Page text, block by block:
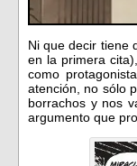
Ni que decir tiene
en la primera
como
atención, no sólo
borrachos y nos
argumento que